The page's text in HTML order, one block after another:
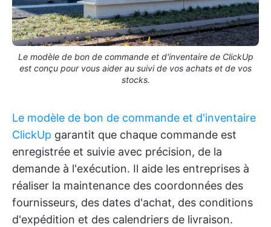
Le modèle de bon de commande et d'inventaire de ClickUp
est conçu pour vous aider au suivi de vos achats et de vos
stocks.
Le modèle de bon de commande et d'inventaire
ClickUp garantit que chaque commande est
enregistrée et suivie avec précision, de la
demande à l'exécution. Il aide les entreprises à
réaliser la maintenance des coordonnées des
fournisseurs, des dates d'achat, des conditions
d'expédition et des calendriers de livraison.